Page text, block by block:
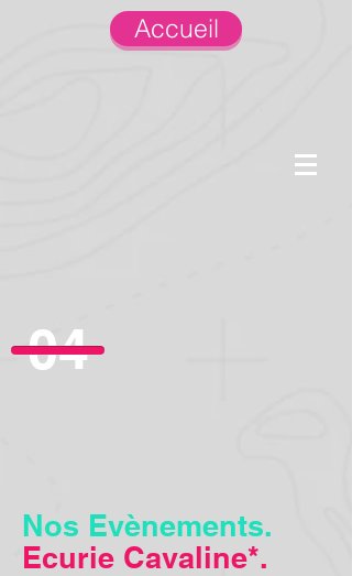
Accueil
04
Nos Evènements.
Ecurie Cavaline*.